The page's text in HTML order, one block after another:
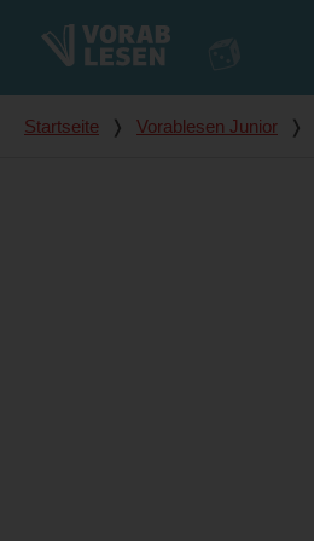
Du bist hier
Startseite ❭ Vorablesen Junior ❭